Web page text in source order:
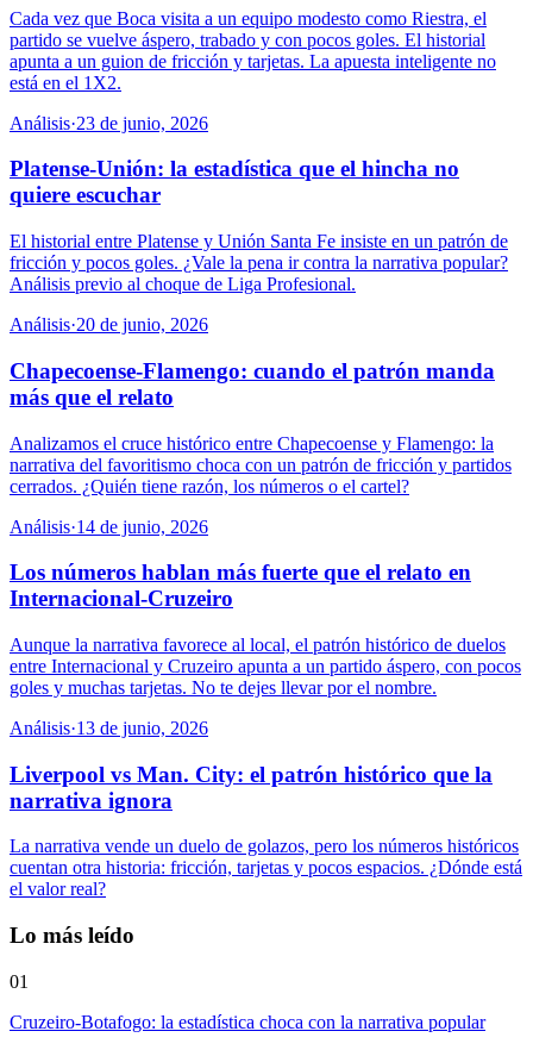
Cada vez que Boca visita a un equipo modesto como Riestra, el
partido se vuelve áspero, trabado y con pocos goles. El historial
apunta a un guion de fricción y tarjetas. La apuesta inteligente no
está en el 1X2.
Análisis·23 de junio, 2026
Platense-Unión: la estadística que el hincha no
quiere escuchar
El historial entre Platense y Unión Santa Fe insiste en un patrón de
fricción y pocos goles. ¿Vale la pena ir contra la narrativa popular?
Análisis previo al choque de Liga Profesional.
Análisis·20 de junio, 2026
Chapecoense-Flamengo: cuando el patrón manda
más que el relato
Analizamos el cruce histórico entre Chapecoense y Flamengo: la
narrativa del favoritismo choca con un patrón de fricción y partidos
cerrados. ¿Quién tiene razón, los números o el cartel?
Análisis·14 de junio, 2026
Los números hablan más fuerte que el relato en
Internacional-Cruzeiro
Aunque la narrativa favorece al local, el patrón histórico de duelos
entre Internacional y Cruzeiro apunta a un partido áspero, con pocos
goles y muchas tarjetas. No te dejes llevar por el nombre.
Análisis·13 de junio, 2026
Liverpool vs Man. City: el patrón histórico que la
narrativa ignora
La narrativa vende un duelo de golazos, pero los números históricos
cuentan otra historia: fricción, tarjetas y pocos espacios. ¿Dónde está
el valor real?
Lo más leído
01
Cruzeiro-Botafogo: la estadística choca con la narrativa popular